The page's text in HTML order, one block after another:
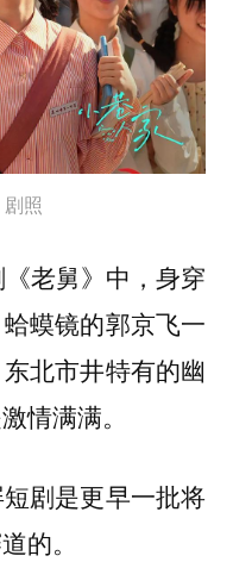
剧照
老舅》中，身穿
蟆镜的郭京飞一
北市井特有的幽
情满满。
剧是更早一批将
的。